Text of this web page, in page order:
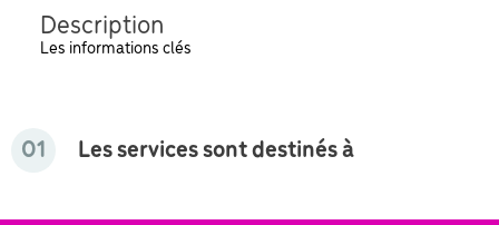
Description
Les informations clés
01 Les services sont destinés à